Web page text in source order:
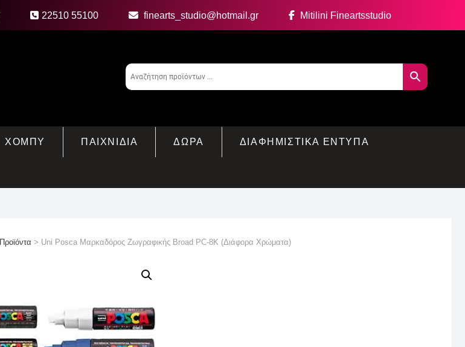
22510 55100 finearts_studio@hotmail.gr Mitilini Fineartsstudio
ΧΟΜΠΥ ΠΑΙΧΝΙΔΙΑ ΔΩΡΑ ΔΙΑΦΗΜΙΣΤΙΚΑ ΕΝΤΥΠΑ
Προϊόντα > Uni Posca Μαρκαδόρος Ζωγραφικής Broad PC-8K (Διάφορα Χρώματα)